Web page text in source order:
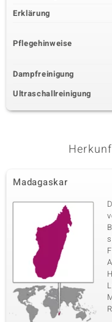
Erklärung
Pflegehinweise
Dampfreinigung
Ultraschallreinigung
Madagaskar